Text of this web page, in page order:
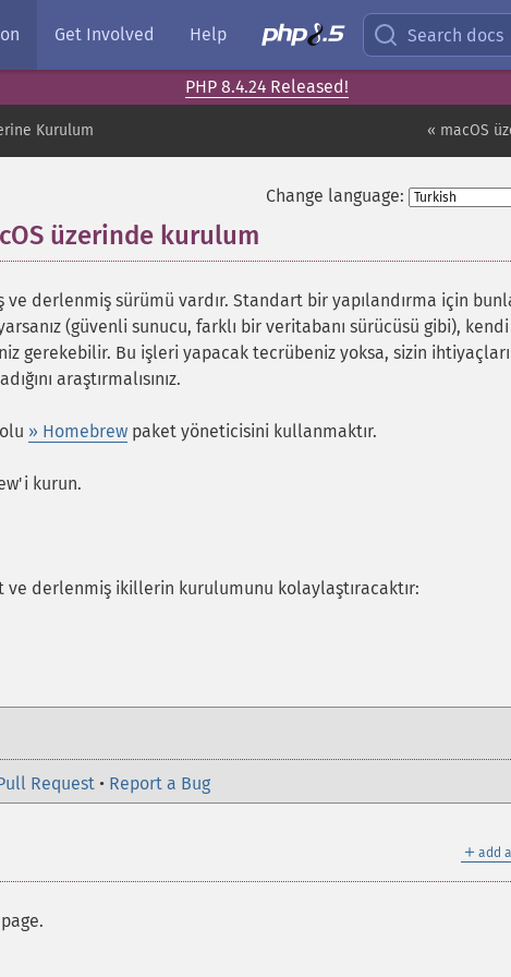
Get Involved Help Search docs
PHP 8.4.24 Released!
« macOS
Kurulum
Change language:
üzerinde kurulum
derlenmiş sürümü vardır. Standart bir yapılandırma için
(güvenli sunucu, farklı bir veritabanı sürücüsü gibi), kendi
gerekebilir. Bu işleri yapacak tecrübeniz yoksa, sizin
araştırmalısınız.
» Homebrew paket yöneticisini kullanmaktır.
kurun.
ve derlenmiş ikillerin kurulumunu kolaylaştıracaktır:
Request • Report a Bug
＋ add